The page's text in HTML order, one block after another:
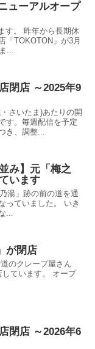
ューアルオープ
す。 昨年から長期休
「TOKOTON」が3月
...
閉店 ～2025年9
さいたま)あたりの開
す。毎週配信を予定
き、調整...
み】元「梅之
います
湯」跡の前の道を通
っていました。 いき
...
が閉店
のクレープ屋さん
しています。 オープ
閉店 ～2026年6